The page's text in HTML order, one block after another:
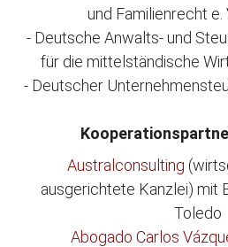
und Familienrecht e.
- Deutsche Anwalts- und
für die mittelständische
- Deutscher
Australconsulting
ausgerichtete Kanzlei) mit
Toledo
Abogado Carlos